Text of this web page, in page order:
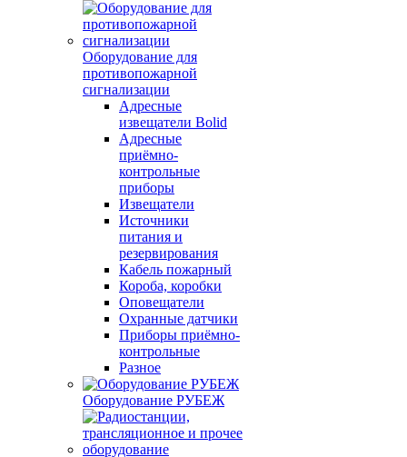
Оборудование для
противопожарной
сигнализации
Адресные
извещатели Bolid
Адресные
приёмно-
контрольные
приборы
Извещатели
Источники
питания и
резервирования
Кабель пожарный
Короба, коробки
Оповещатели
Охранные датчики
Приборы приёмно-
контрольные
Разное
Оборудование РУБЕЖ